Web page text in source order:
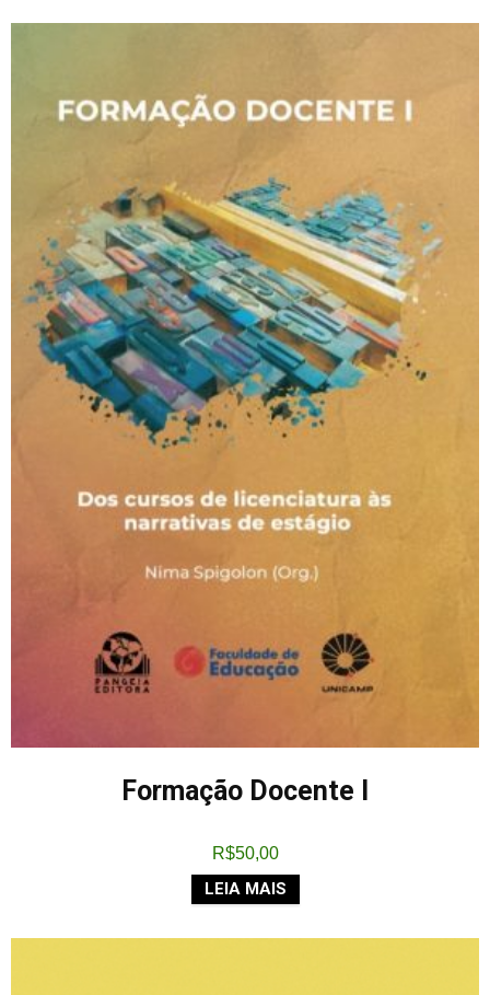
Formação Docente I
R$50,00
LEIA MAIS